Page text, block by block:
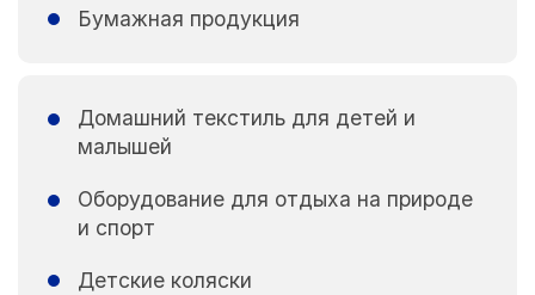
Бумажная продукция
Домашний текстиль для детей и
малышей
Оборудование для отдыха на природе
и спорт
Детские коляски